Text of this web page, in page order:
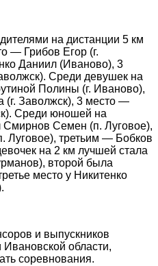
на дистанции 5 км
— Грибов Егор (г.
Даниил (Иваново), 3
Среди девушек на
Полины (г. Иваново),
Заволжск), 3 место —
Среди юношей на
Семен (п. Луговое),
третьим — Бобков
на 2 км лучшей стала
второй была
место у Никитенко
и выпускников
Ивановской области,
соревнования.